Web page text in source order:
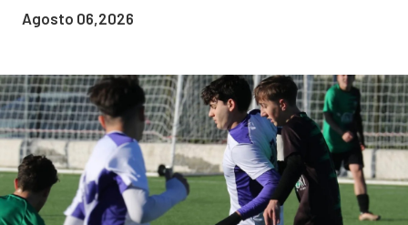
Agosto 06,2026